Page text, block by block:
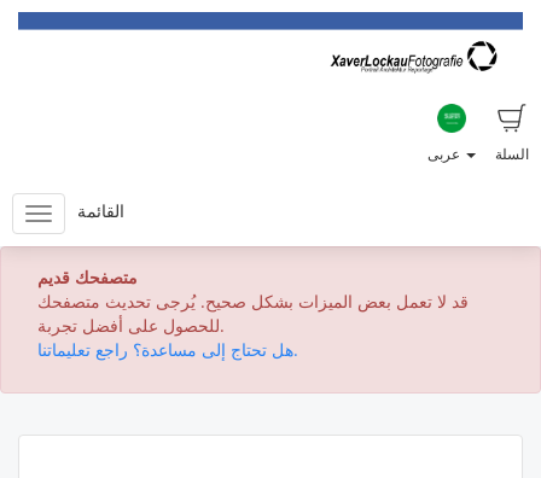
السلة
القائمة
متصفحك قديم
قد لا تعمل بعض الميزات بشكل صحيح. يُرجى تحديث متصفحك
للحصول على أفضل تجربة.
هل تحتاج إلى مساعدة؟ راجع تعليماتنا.